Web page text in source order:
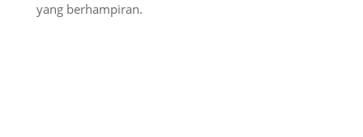
yang berhampiran.